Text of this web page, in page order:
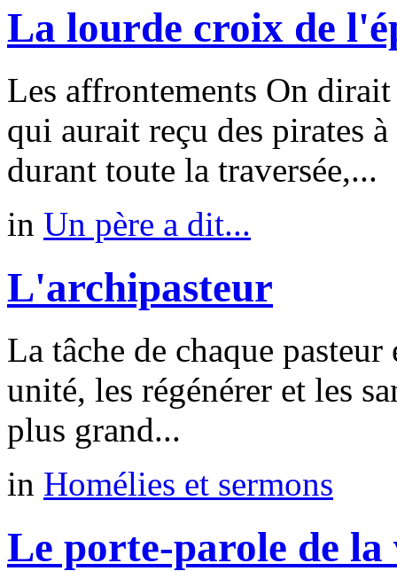
La lourde croix de
Les affrontements On
qui aurait reçu des pirates
durant toute la traversée,...
in Un père a dit...
L'archipasteur
La tâche de chaque
unité, les régénérer et les
plus grand...
in Homélies et sermons
Le porte-parole de la